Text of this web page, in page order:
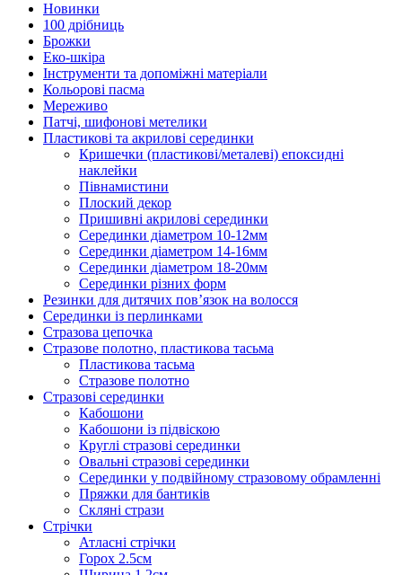
Новинки
100 дрібниць
Брожки
Еко-шкіра
Інструменти та допоміжні матеріали
Кольорові пасма
Мереживо
Патчі, шифонові метелики
Пластикові та акрилові серединки
Кришечки (пластикові/металеві) епоксидні
наклейки
Півнамистини
Плоский декор
Пришивні акрилові серединки
Серединки діаметром 10-12мм
Серединки діаметром 14-16мм
Серединки діаметром 18-20мм
Серединки різних форм
Резинки для дитячих пов’язок на волосся
Серединки із перлинками
Стразова цепочка
Стразове полотно, пластикова тасьма
Пластикова тасьма
Стразове полотно
Стразові серединки
Кабошони
Кабошони із підвіскою
Круглі стразові серединки
Овальні стразові серединки
Серединки у подвійному стразовому обрамленні
Пряжки для бантиків
Скляні стрази
Стрічки
Атласні стрічки
Горох 2.5см